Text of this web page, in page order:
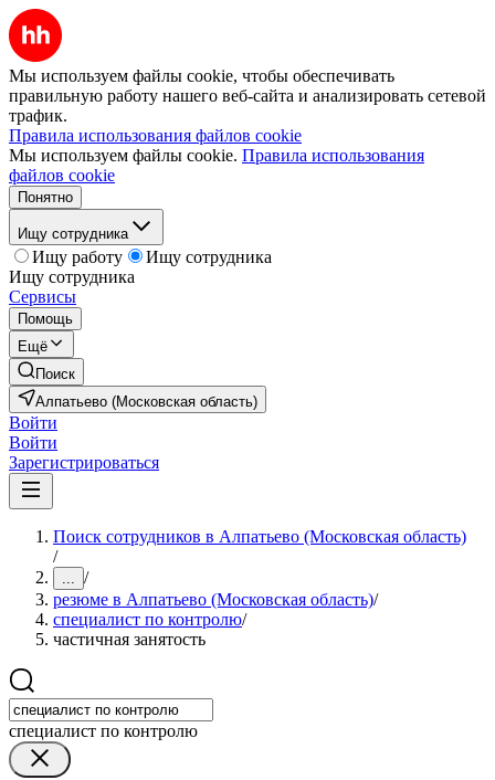
Мы используем файлы cookie, чтобы обеспечивать
правильную работу нашего веб-сайта и анализировать сетевой
трафик.
Правила использования файлов cookie
Мы используем файлы cookie. Правила использования
файлов cookie
Понятно
Ищу сотрудника
Ищу работу
Ищу сотрудника
Ищу сотрудника
Сервисы
Помощь
Ещё
Поиск
Алпатьево (Московская область)
Войти
Войти
Зарегистрироваться
Поиск сотрудников в Алпатьево (Московская область)
/
... /
резюме в Алпатьево (Московская область)/
специалист по контролю/
частичная занятость
специалист по контролю